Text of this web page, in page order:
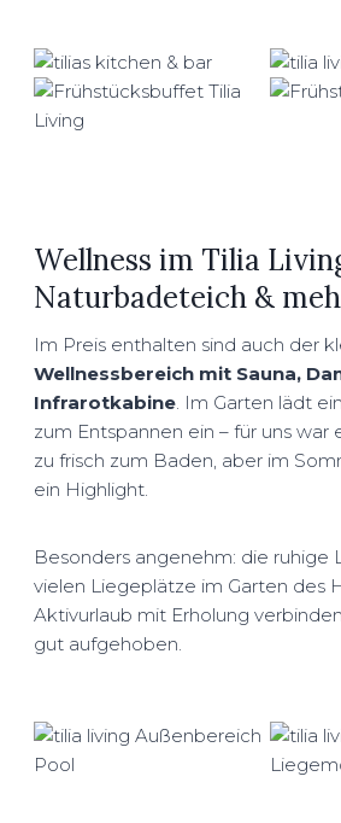
Wellness im Tilia
Naturbadeteich &
Im Preis enthalten sind auch der
Wellnessbereich mit Sauna,
Infrarotkabine. Im Garten lädt ein
zum Entspannen ein – für uns war
zu frisch zum Baden, aber im
ein Highlight.
Besonders angenehm: die ruhige
vielen Liegeplätze im Garten des
Aktivurlaub mit Erholung
gut aufgehoben.